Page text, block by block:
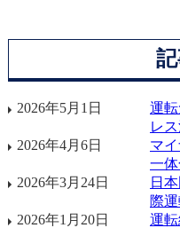
2026年5月1日
運
レ
2026年4月6日
マ
一
2026年3月24日
日
際
2026年1月20日
運